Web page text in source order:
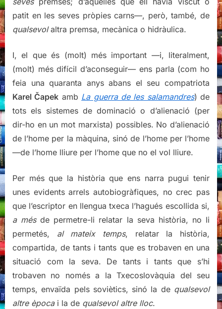
patit en les seves pròpies carns—, però, també, de
qualsevolaltra premsa, mecànica o hidràulica.
I, el que és (molt) més important —i, literalment,
(molt) més difícil d’aconseguir— ens parla (com ho
feia una quaranta anys abans el seu compatriota
Karel Čapek amb La guerra de les salamandres) de
tots els sistemes de dominació o d’alienació (per
dir-ho en un mot marxista) possibles. No d’alienació
de l’home per la màquina, sinó de l’home per l’home
—de l’home lliure per l’home que no el vol lliure.
Per més que la història que ens narra pugui tenir
unes evidents arrels autobiogràfiques, no crec pas
que l’escriptor en llengua txeca l’hagués escollida si,
a mésde permetre-li relatar la seva història, no li
permetés, al mateix temps, relatar la història,
compartida, de tants i tants que es trobaven en una
situació com la seva. De tants i tants que s’hi
trobaven no només a la Txecoslovàquia del seu
temps, envaïda pels soviètics, sinó la de qualsevol
altre èpocai la de qualsevol altre lloc.